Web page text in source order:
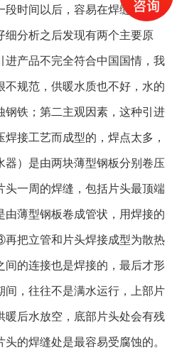
时间以后，容易在焊缝处出现
分析之后发现有两个主要原
进产品不完全符合中国国情，我
规范，供暖水质也不好，水的
铁；第二主观因素，这种引进
接工艺而成型的，焊点太多，
）是由两块薄型钢板分别卷压
一周的焊缝，包括片头最顶端
薄型钢板卷成管状，用焊接的
把立管和片头焊接成型为散热
的连接也是焊接的，最后才形
间，往往不是满水运行，上部片
后水放空，底部片头处会有残
的焊缝处是最容易受腐蚀的。